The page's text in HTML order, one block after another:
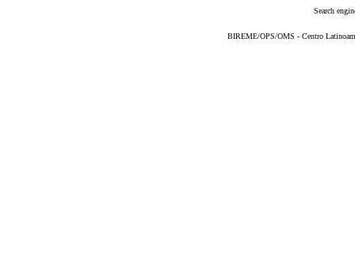
Search
BIREME/OPS/OMS - Centro